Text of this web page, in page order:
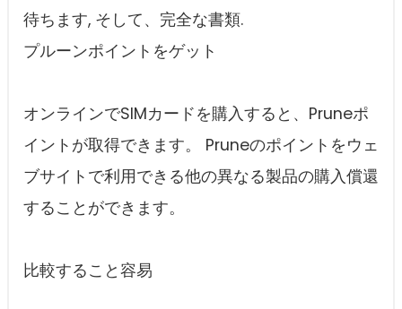
待ちます, そして、完全な書類.
プルーンポイントをゲット
オンラインでSIMカードを購入すると、Pruneポ
イントが取得できます。 Pruneのポイントをウェ
ブサイトで利用できる他の異なる製品の購入償還
することができます。
比較すること容易